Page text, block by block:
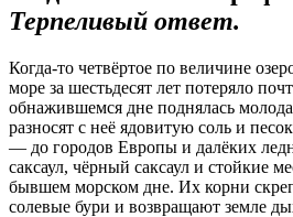
Терпеливый ответ.
Когда-то четвёртое по величине
море за шестьдесят лет потеряло
обнажившемся дне поднялась
разносят с неё ядовитую соль и
— до городов Европы и далёких
саксаул, чёрный саксаул и стойкие
бывшем морском дне. Их корни
солевые бури и возвращают земле